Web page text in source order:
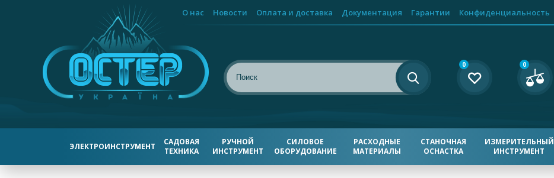
О нас Новости Оплата и доставка Документация Гарантии Конфиденциальность
0 0
ЭЛЕКТРОИНСТРУМЕНТ
САДОВАЯ
ТЕХНИКА
РУЧНОЙ
ИНСТРУМЕНТ
СИЛОВОЕ
ОБОРУДОВАНИЕ
РАСХОДНЫЕ
МАТЕРИАЛЫ
СТАНОЧНАЯ
ОСНАСТКА
ИЗМЕРИТЕЛЬНЫЙ
ИНСТРУМЕНТ